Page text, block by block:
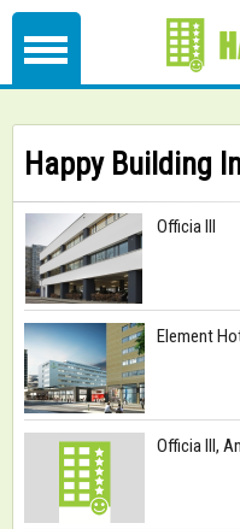
Happy Building
Officia III
Element
Officia III,